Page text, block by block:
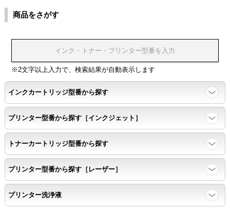
商品をさがす
※2文字以上入力で、検索結果が自動表示します
インクカートリッジ型番から探す
プリンター型番から探す［インクジェット］
トナーカートリッジ型番から探す
プリンター型番から探す［レーザー］
プリンター洗浄液